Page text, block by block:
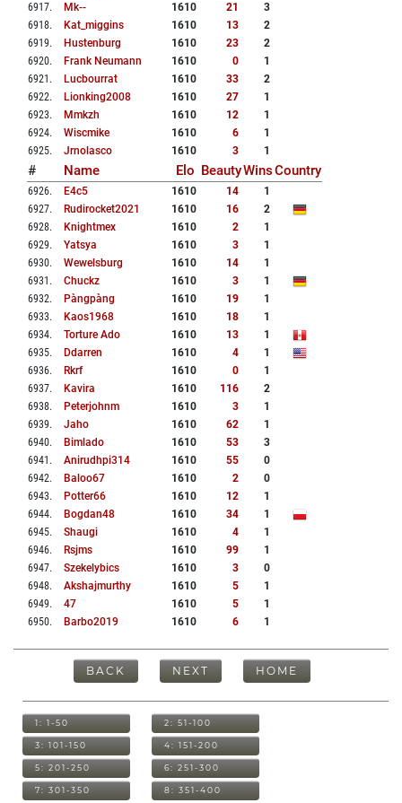
6917. Mk-- 1610 21
3
6918. Kat_miggins 1610 13
2
6919. Hustenburg 1610 23
2
6920. Frank Neumann 1610 0
1
6921 . Lucbourrat 1610 33
2
6922. Lionking2008 1610 27
1
6923. Mmkzh 1610 12
1
6924. Wiscmike 1610 6
1
6925. Jrnolasco 1610 3 1
# Name Elo BeautyWinsCountry
6926. E4c5 1610 14
1
6927. Rudirocket2021 1610 16
2
6928. Knightmex 1610 2
1
6929. Yatsya 1610 3
1
6930. Wewelsburg 1610 14
1
6931 . Chuckz 1610 3
1
6932. Pàngpàng 1610 19
1
6933. Kaos1968 1610 18
1
6934. Torture Ado 1610 13
1
6935. Ddarren 1610 4
1
6936. Rkrf 1610 0
1
6937. Kavira 1610 116
2
6938. Peterjohnm 1610 3
1
6939. Jaho 1610 62
1
6940. Bimlado 1610 53
3
6941 . Anirudhpi314 1610 55
0
6942. Baloo67 1610 2
0
6943. Potter66 1610 12
1
6944. Bogdan48 1610 34
1
6945. Shaugi 1610 4
1
6946. Rsjms 1610 99
1
6947. Szekelybics 1610 3
0
6948. Akshajmurthy 1610 5
1
6949. 47 1610 5
1
6950. Barbo2019 1610 6 1
BACK NEXT HOME
1: 1-50 2: 51-100
3: 101-150 4: 151-200
5: 201-250 6: 251-300
7: 301-350 8: 351-400